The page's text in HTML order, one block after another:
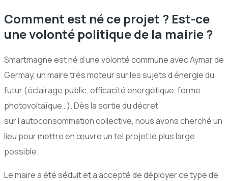
Comment est né ce projet ? Est-ce
une volonté politique de la mairie ?
Smartmagne est né d’une volonté commune avec Aymar de
Germay, un maire très moteur sur les sujets d énergie du
futur (éclairage public, efficacité énergétique, ferme
photovoltaïque…). Dès la sortie du décret
sur l’autoconsommation collective, nous avons cherché un
lieu pour mettre en œuvre un tel projet le plus large
possible.
Le maire a été séduit et a accepté de déployer ce type de